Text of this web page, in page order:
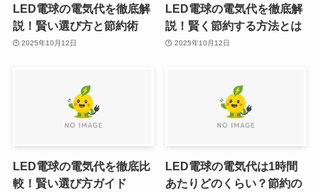
LED電球の電気代を徹底解
説！賢い選び方と節約術
2025年10月12日
LED電球の電気代を徹底解
説！賢く節約する方法とは
2025年10月12日
LED電球の電気代を徹底比
較！賢い選び方ガイド
LED電球の電気代は1時間
あたりどのくらい？節約の